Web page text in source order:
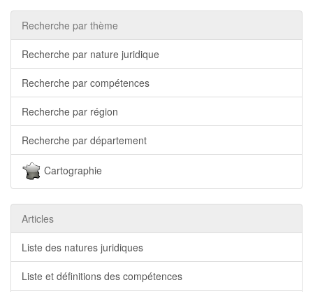
Recherche par thème
Recherche par nature juridique
Recherche par compétences
Recherche par région
Recherche par département
Cartographie
Articles
Liste des natures juridiques
Liste et définitions des compétences